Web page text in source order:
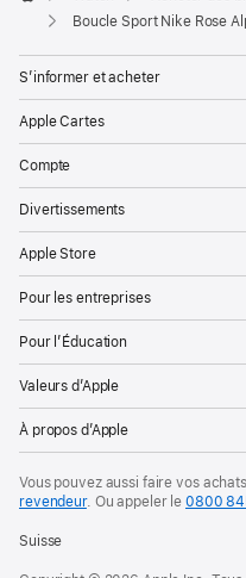
Apple
Boucle Sport Nike Rose
S’informer et acheter
Apple Cartes
Compte
Divertissements
Apple Store
Pour les entreprises
Pour l’Éducation
Valeurs d’Apple
À propos d’Apple
Vous pouvez aussi faire vos achats
revendeur. Ouappeler le0800
Suisse